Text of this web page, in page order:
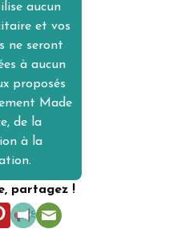
aucun
et vos
ne seront
à aucun
proposés
Made
de la
à la
partagez !